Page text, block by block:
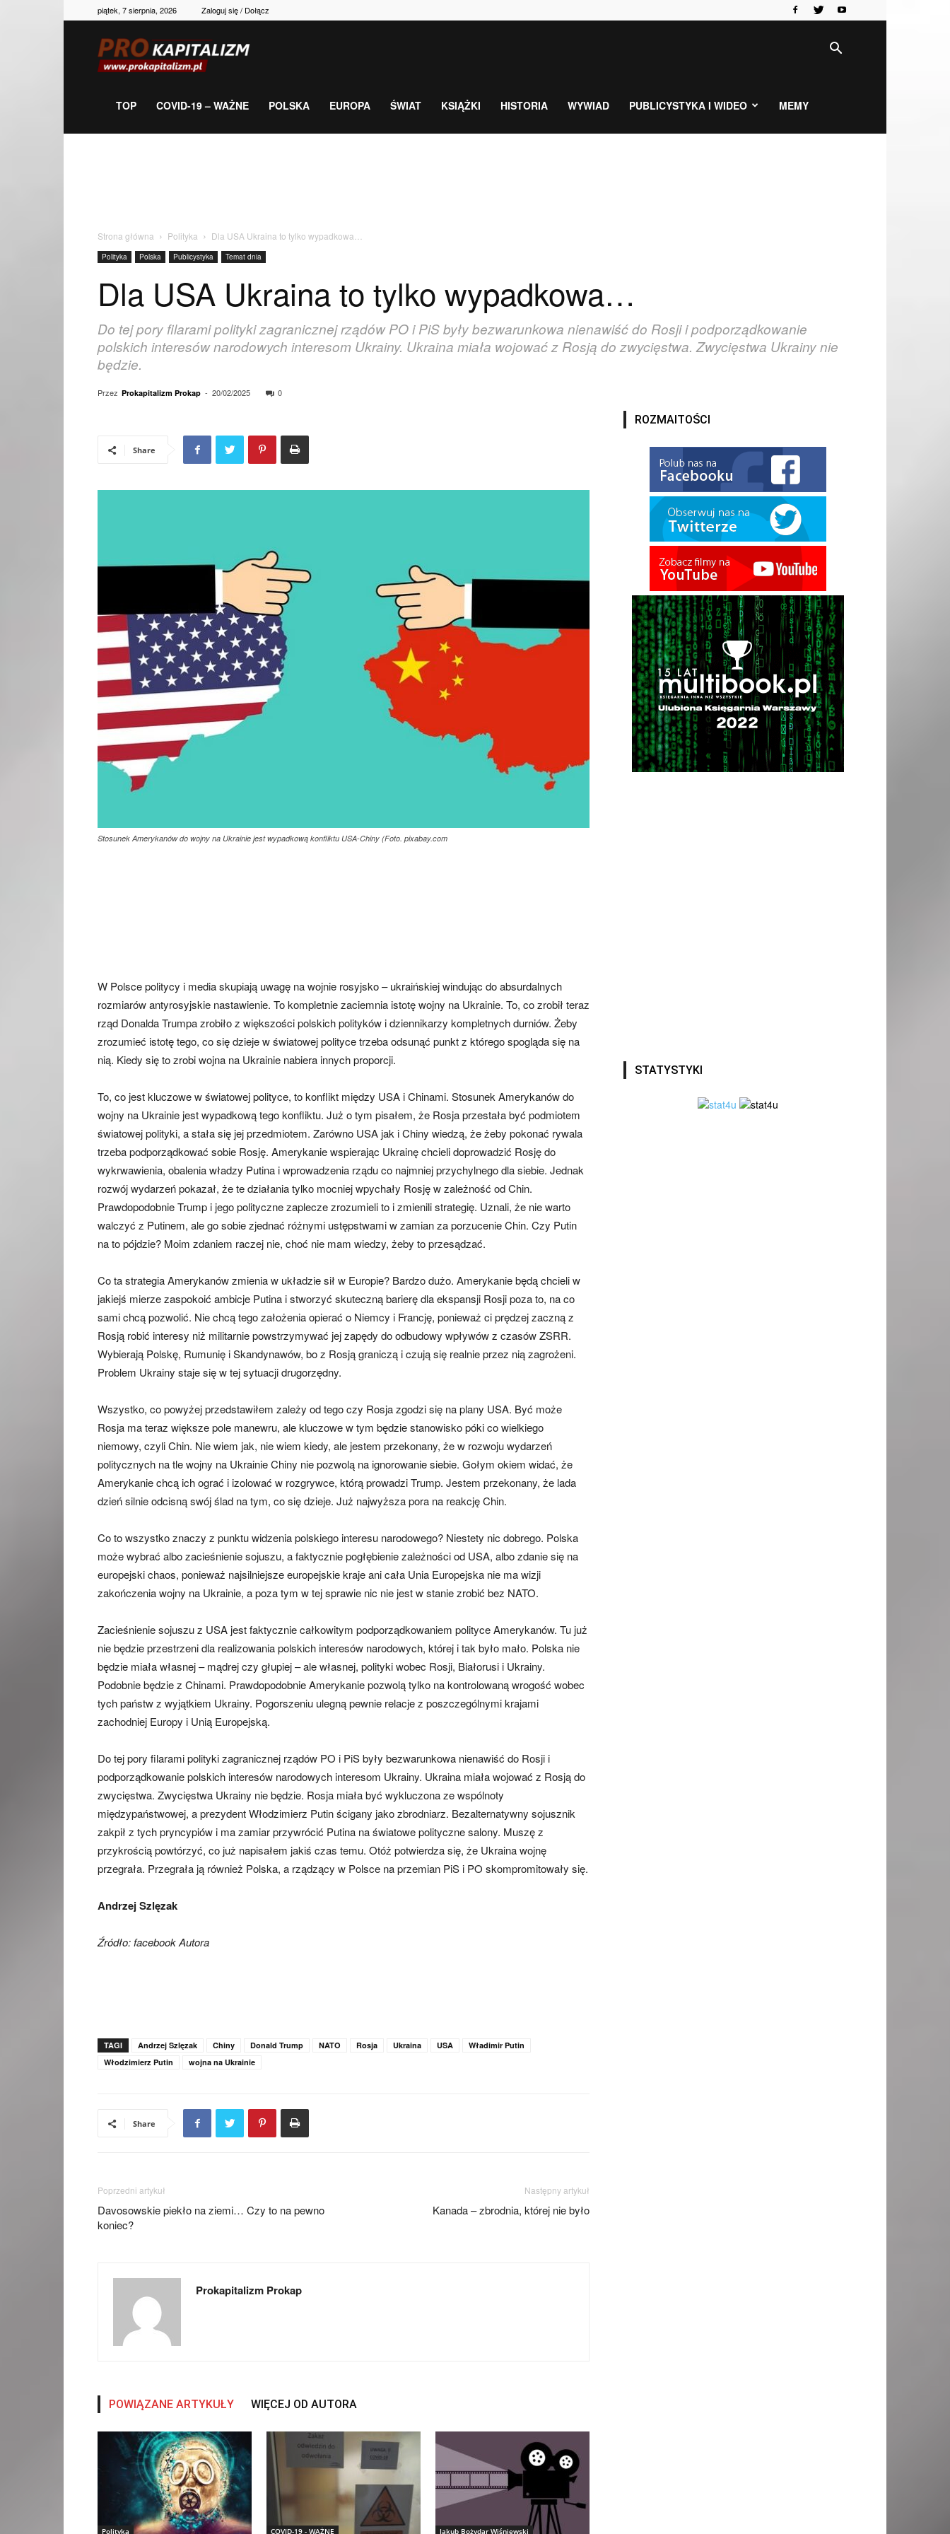
piątek, 7 sierpnia, 2026 Zaloguj się / Dołącz
gospodarka,
TOP COVID-19 – WAŻNE POLSKA EUROPA ŚWIAT KSIĄŻKI HISTORIA WYWIAD PUBLICYSTYKA I WIDEO MEMY
Strona główna Polityka Dla USA Ukraina to tylko wypadkowa…
Polityka Polska Publicystyka Temat dnia
Dla USA Ukraina to tylko wypadkowa…
Do tej pory filarami polityki zagranicznej rządów PO i PiS były bezwarunkowa nienawiść do Rosji i podporządkowanie
polskich interesów narodowych interesom Ukrainy. Ukraina miała wojować z Rosją do zwycięstwa. Zwycięstwa Ukrainy nie
będzie.
Przez Prokapitalizm Prokap - 20/02/2025 0
Share
Stosunek Amerykanów do wojny na Ukrainie jest wypadkową konfliktu USA-Chiny (Foto. pixabay.com
W Polsce politycy i media skupiają uwagę na wojnie rosyjsko – ukraińskiej windując do absurdalnych
rozmiarów antyrosyjskie nastawienie. To kompletnie zaciemnia istotę wojny na Ukrainie. To, co zrobił teraz
rząd Donalda Trumpa zrobiło z większości polskich polityków i dziennikarzy kompletnych durniów. Żeby
zrozumieć istotę tego, co się dzieje w światowej polityce trzeba odsunąć punkt z którego spogląda się na
nią. Kiedy się to zrobi wojna na Ukrainie nabiera innych proporcji.
To, co jest kluczowe w światowej polityce, to konflikt między USA i Chinami. Stosunek Amerykanów do
wojny na Ukrainie jest wypadkową tego konfliktu. Już o tym pisałem, że Rosja przestała być podmiotem
światowej polityki, a stała się jej przedmiotem. Zarówno USA jak i Chiny wiedzą, że żeby pokonać rywala
trzeba podporządkować sobie Rosję. Amerykanie wspierając Ukrainę chcieli doprowadzić Rosję do
wykrwawienia, obalenia władzy Putina i wprowadzenia rządu co najmniej przychylnego dla siebie. Jednak
rozwój wydarzeń pokazał, że te działania tylko mocniej wpychały Rosję w zależność od Chin.
Prawdopodobnie Trump i jego polityczne zaplecze zrozumieli to i zmienili strategię. Uznali, że nie warto
walczyć z Putinem, ale go sobie zjednać różnymi ustępstwami w zamian za porzucenie Chin. Czy Putin
na to pójdzie? Moim zdaniem raczej nie, choć nie mam wiedzy, żeby to przesądzać.
Co ta strategia Amerykanów zmienia w układzie sił w Europie? Bardzo dużo. Amerykanie będą chcieli w
jakiejś mierze zaspokoić ambicje Putina i stworzyć skuteczną barierę dla ekspansji Rosji poza to, na co
sami chcą pozwolić. Nie chcą tego założenia opierać o Niemcy i Francję, ponieważ ci prędzej zaczną z
Rosją robić interesy niż militarnie powstrzymywać jej zapędy do odbudowy wpływów z czasów ZSRR.
Wybierają Polskę, Rumunię i Skandynawów, bo z Rosją graniczą i czują się realnie przez nią zagrożeni.
Problem Ukrainy staje się w tej sytuacji drugorzędny.
Wszystko, co powyżej przedstawiłem zależy od tego czy Rosja zgodzi się na plany USA. Być może
Rosja ma teraz większe pole manewru, ale kluczowe w tym będzie stanowisko póki co wielkiego
niemowy, czyli Chin. Nie wiem jak, nie wiem kiedy, ale jestem przekonany, że w rozwoju wydarzeń
politycznych na tle wojny na Ukrainie Chiny nie pozwolą na ignorowanie siebie. Gołym okiem widać, że
Amerykanie chcą ich ograć i izolować w rozgrywce, którą prowadzi Trump. Jestem przekonany, że lada
dzień silnie odcisną swój ślad na tym, co się dzieje. Już najwyższa pora na reakcję Chin.
Co to wszystko znaczy z punktu widzenia polskiego interesu narodowego? Niestety nic dobrego. Polska
może wybrać albo zacieśnienie sojuszu, a faktycznie pogłębienie zależności od USA, albo zdanie się na
europejski chaos, ponieważ najsilniejsze europejskie kraje ani cała Unia Europejska nie ma wizji
zakończenia wojny na Ukrainie, a poza tym w tej sprawie nic nie jest w stanie zrobić bez NATO.
Zacieśnienie sojuszu z USA jest faktycznie całkowitym podporządkowaniem polityce Amerykanów. Tu już
nie będzie przestrzeni dla realizowania polskich interesów narodowych, której i tak było mało. Polska nie
będzie miała własnej – mądrej czy głupiej – ale własnej, polityki wobec Rosji, Białorusi i Ukrainy.
Podobnie będzie z Chinami. Prawdopodobnie Amerykanie pozwolą tylko na kontrolowaną wrogość wobec
tych państw z wyjątkiem Ukrainy. Pogorszeniu ulegną pewnie relacje z poszczególnymi krajami
zachodniej Europy i Unią Europejską.
Do tej pory filarami polityki zagranicznej rządów PO i PiS były bezwarunkowa nienawiść do Rosji i
podporządkowanie polskich interesów narodowych interesom Ukrainy. Ukraina miała wojować z Rosją do
zwycięstwa. Zwycięstwa Ukrainy nie będzie. Rosja miała być wykluczona ze wspólnoty
międzypaństwowej, a prezydent Włodzimierz Putin ścigany jako zbrodniarz. Bezalternatywny sojusznik
zakpił z tych pryncypiów i ma zamiar przywrócić Putina na światowe polityczne salony. Muszę z
przykrością powtórzyć, co już napisałem jakiś czas temu. Otóż potwierdza się, że Ukraina wojnę
przegrała. Przegrała ją również Polska, a rządzący w Polsce na przemian PiS i PO skompromitowały się.
Andrzej Szlęzak
Źródło: facebook Autora
TAGI Andrzej Szlęzak Chiny Donald Trump NATO Rosja Ukraina USA
Władimir Putin
Włodzimierz Putin
wojna na Ukrainie
Share
Poprzedni artykuł
Davosowskie piekło na ziemi… Czy to na pewno
koniec?
Następny artykuł
Kanada – zbrodnia, której nie było
Prokapitalizm Prokap
POWIĄZANE ARTYKUŁY WIĘCEJ OD AUTORA
Polityka COVID-19 - WAŻNE Jakub Bożydar Wiśniewski
ROZMAITOŚCI
STATYSTYKI